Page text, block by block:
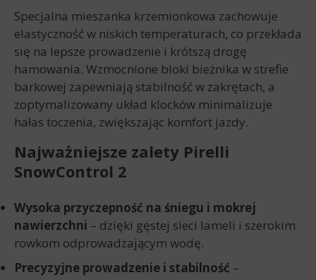
Specjalna mieszanka krzemionkowa zachowuje
elastyczność w niskich temperaturach, co przekłada
się na lepsze prowadzenie i krótszą drogę
hamowania. Wzmocnione bloki bieżnika w strefie
barkowej zapewniają stabilność w zakrętach, a
zoptymalizowany układ klocków minimalizuje
hałas toczenia, zwiększając komfort jazdy.
Najważniejsze zalety Pirelli
SnowControl 2
Wysoka przyczepność na śniegu i mokrej
nawierzchni – dzięki gęstej sieci lameli i szerokim
rowkom odprowadzającym wodę.
Precyzyjne prowadzenie i stabilność –